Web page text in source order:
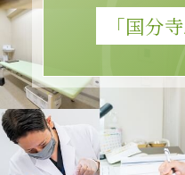
「国分